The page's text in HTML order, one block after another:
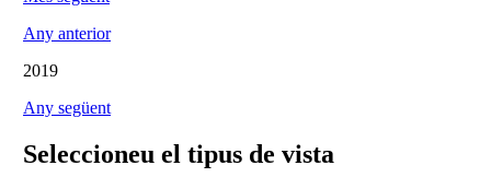
Any anterior
2019
Any següent
Seleccioneu el tipus de vista